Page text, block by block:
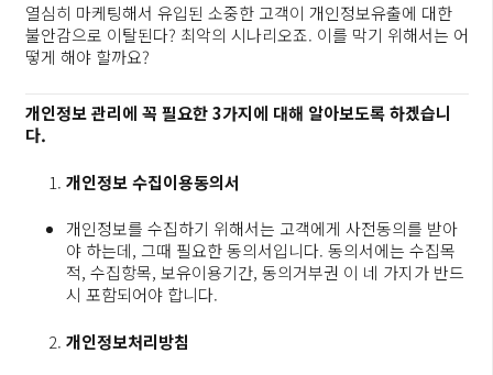
열심히 마케팅해서 유입된 소중한 고객이 개인정보유출에 대한
불안감으로 이탈된다? 최악의 시나리오죠. 이를 막기 위해서는 어
떻게 해야 할까요?
개인정보 관리에 꼭 필요한 3가지에 대해 알아보도록 하겠습니
다.
개인정보 수집이용동의서
개인정보를 수집하기 위해서는 고객에게 사전동의를 받아
야 하는데, 그때 필요한 동의서입니다. 동의서에는 수집목
적, 수집항목, 보유이용기간, 동의거부권 이 네 가지가 반드
시 포함되어야 합니다.
개인정보처리방침